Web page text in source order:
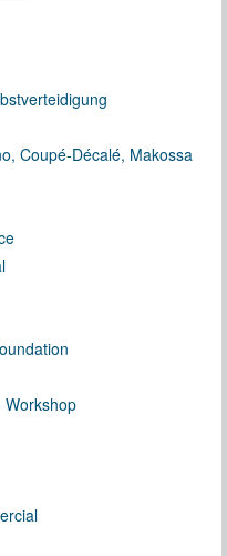
Coupé-Décalé, Makossa
Workshop